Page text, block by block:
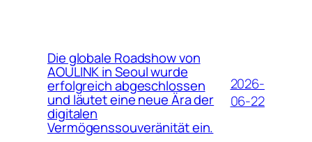
Die globale Roadshow von
AOULINK in Seoul wurde
erfolgreich abgeschlossen
und läutet eine neue Ära der
digitalen
Vermögenssouveränität ein.
2026-
06-22